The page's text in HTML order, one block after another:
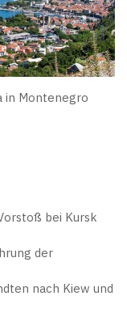
in Montenegro
bei Kursk
der
nach Kiew und